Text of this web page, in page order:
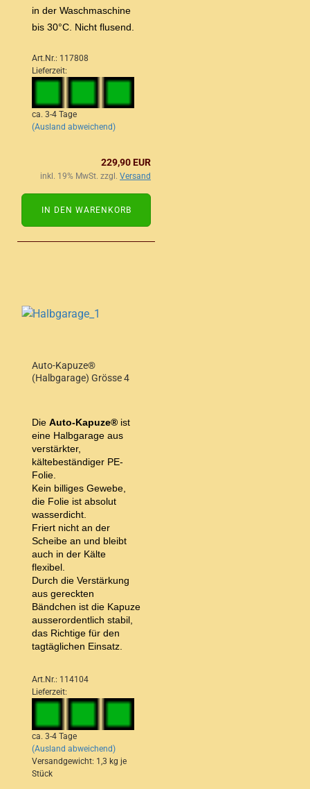
in der Waschmaschine
bis 30°C. Nicht flusend.
Art.Nr.: 117808
Lieferzeit:
ca. 3-4 Tage
(Ausland abweichend)
229,90 EUR
inkl. 19% MwSt. zzgl. Versand
IN DEN WARENKORB
Auto-Kapuze®
(Halbgarage) Grösse 4
Die Auto-Kapuze® ist
eine Halbgarage aus
verstärkter,
kältebeständiger PE-
Folie.
Kein billiges Gewebe,
die Folie ist absolut
wasserdicht.
Friert nicht an der
Scheibe an und bleibt
auch in der Kälte
flexibel.
Durch die Verstärkung
aus gereckten
Bändchen ist die Kapuze
ausserordentlich stabil,
das Richtige für den
tagtäglichen Einsatz.
Art.Nr.: 114104
Lieferzeit:
ca. 3-4 Tage
(Ausland abweichend)
Versandgewicht: 1,3 kg je
Stück